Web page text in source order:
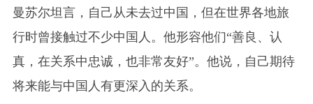
曼苏尔坦言，自己从未去过中国，但在世界各地旅
行时曾接触过不少中国人。他形容他们“善良、认
真，在关系中忠诚，也非常友好”。他说，自己期待
将来能与中国人有更深入的关系。